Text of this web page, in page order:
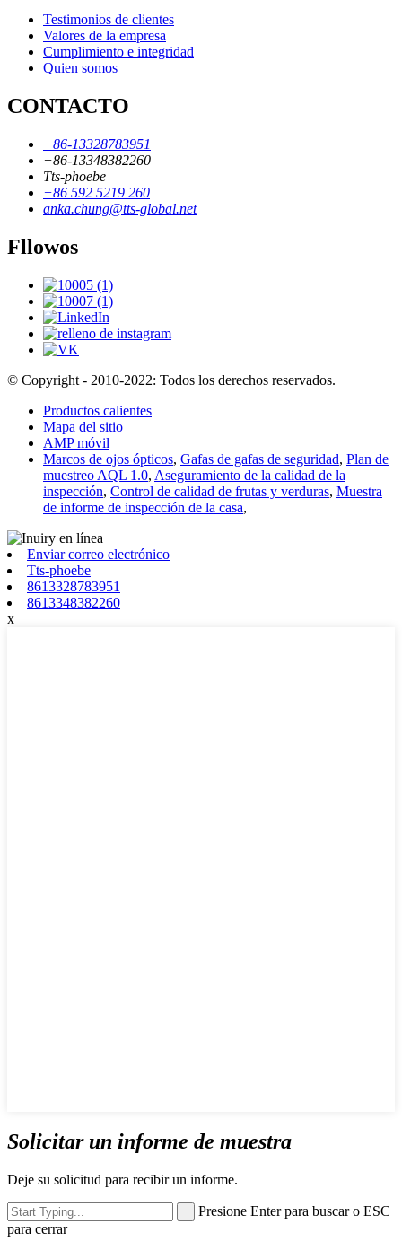
Testimonios de clientes
Valores de la empresa
Cumplimiento e integridad
Quien somos
CONTACTO
+86-13328783951
+86-13348382260
Tts-phoebe
+86 592 5219 260
anka.chung@tts-global.net
Fllowos
© Copyright - 2010-2022: Todos los derechos reservados.
Productos calientes
Mapa del sitio
AMP móvil
Marcos de ojos ópticos, Gafas de gafas de seguridad, Plan de
muestreo AQL 1.0, Aseguramiento de la calidad de la
inspección, Control de calidad de frutas y verduras, Muestra
de informe de inspección de la casa,
Enviar correo electrónico
Tts-phoebe
8613328783951
8613348382260
x
Solicitar un informe de muestra
Deje su solicitud para recibir un informe.
Presione Enter para buscar o ESC
para cerrar